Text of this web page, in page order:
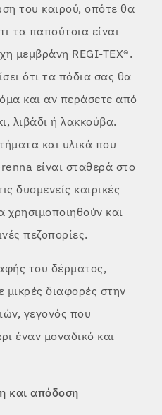
του καιρού, οπότε θα
τα παπούτσια είναι
μεμβράνη REGI-TEX®.
ότι τα πόδια σας θα
και αν περάσετε από
λιβάδι ή λακκούβα.
και υλικά που
είναι σταθερά στο
δυσμενείς καιρικές
χρησιμοποιηθούν και
πεζοπορίες.
του δέρματος,
διαφορές στην
γεγονός που
έναν μοναδικό και
και απόδοση